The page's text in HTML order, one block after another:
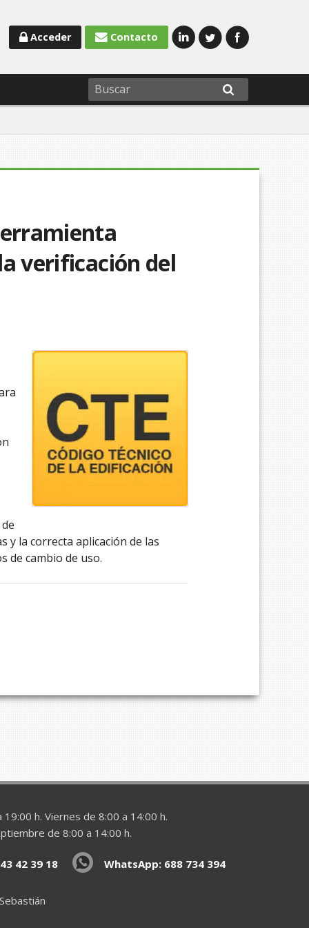
Contacto
Acceder
verificación del
y la correcta aplicación de las
de cambio de uso.
h. Viernes de 8:00 a 14:00 h.
de 8:00 a 14:00 h.
42 39 18 WhatsApp: 688 734 394